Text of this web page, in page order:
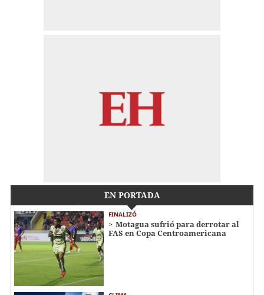
EN PORTADA
FINALIZÓ
Motagua sufrió para derrotar al
FAS en Copa Centroamericana